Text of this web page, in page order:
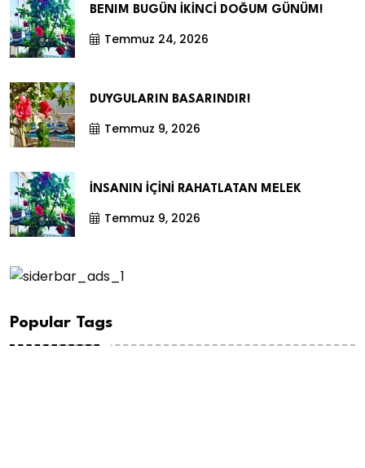
BENIM BUGÜN İKİNCİ DOĞUM GÜNÜM!
Temmuz 24, 2026
DUYGULARIN BASARINDIR!
Temmuz 9, 2026
İNSANIN İÇİNİ RAHATLATAN MELEK
Temmuz 9, 2026
Popular Tags